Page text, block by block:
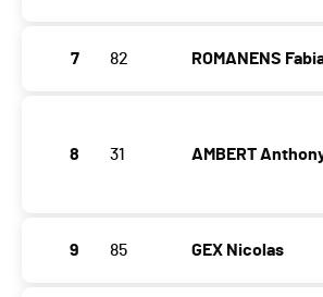
7 82 ROMANENS
8 31 AMBERT
9 85 GEX Nicolas